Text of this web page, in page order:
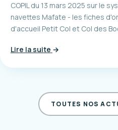
COPIL du 13 mars 2025 sur le
navettes Mafate - les fiches
d'accueil Petit Col et Col des
Lire la suite →
TOUTES NOS